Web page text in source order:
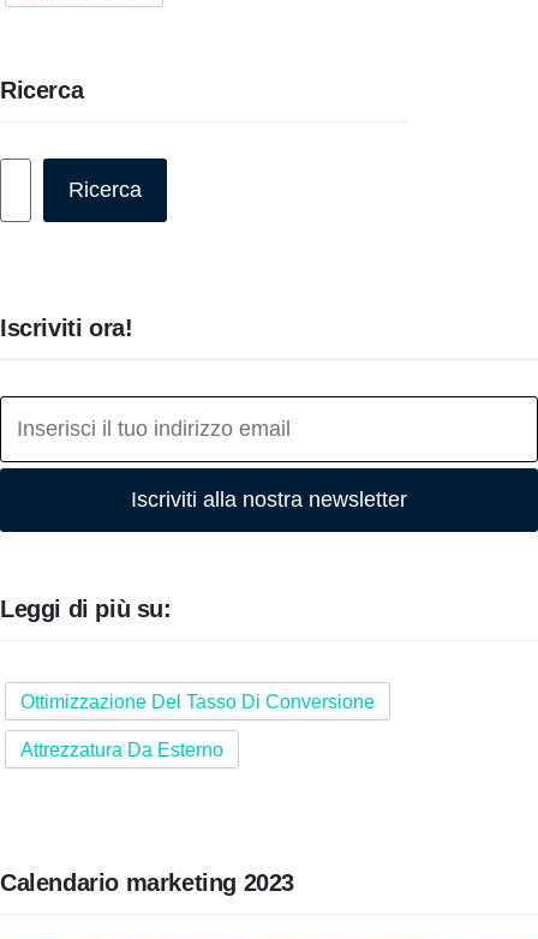
Ricerca
Ricerca
Iscriviti ora!
Iscriviti alla nostra newsletter
Leggi di più su:
Ottimizzazione Del Tasso Di Conversione
Attrezzatura Da Esterno
Calendario marketing 2023